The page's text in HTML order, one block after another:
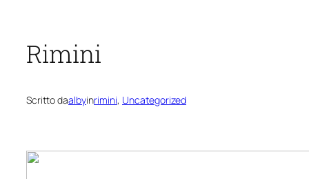
Rimini
Scritto daalbyinrimini, Uncategorized